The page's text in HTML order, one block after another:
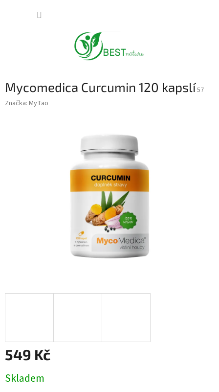
Mycomedica Curcumin 120 kapslí57
Značka: MyTao
549 Kč
cena:
Skladem